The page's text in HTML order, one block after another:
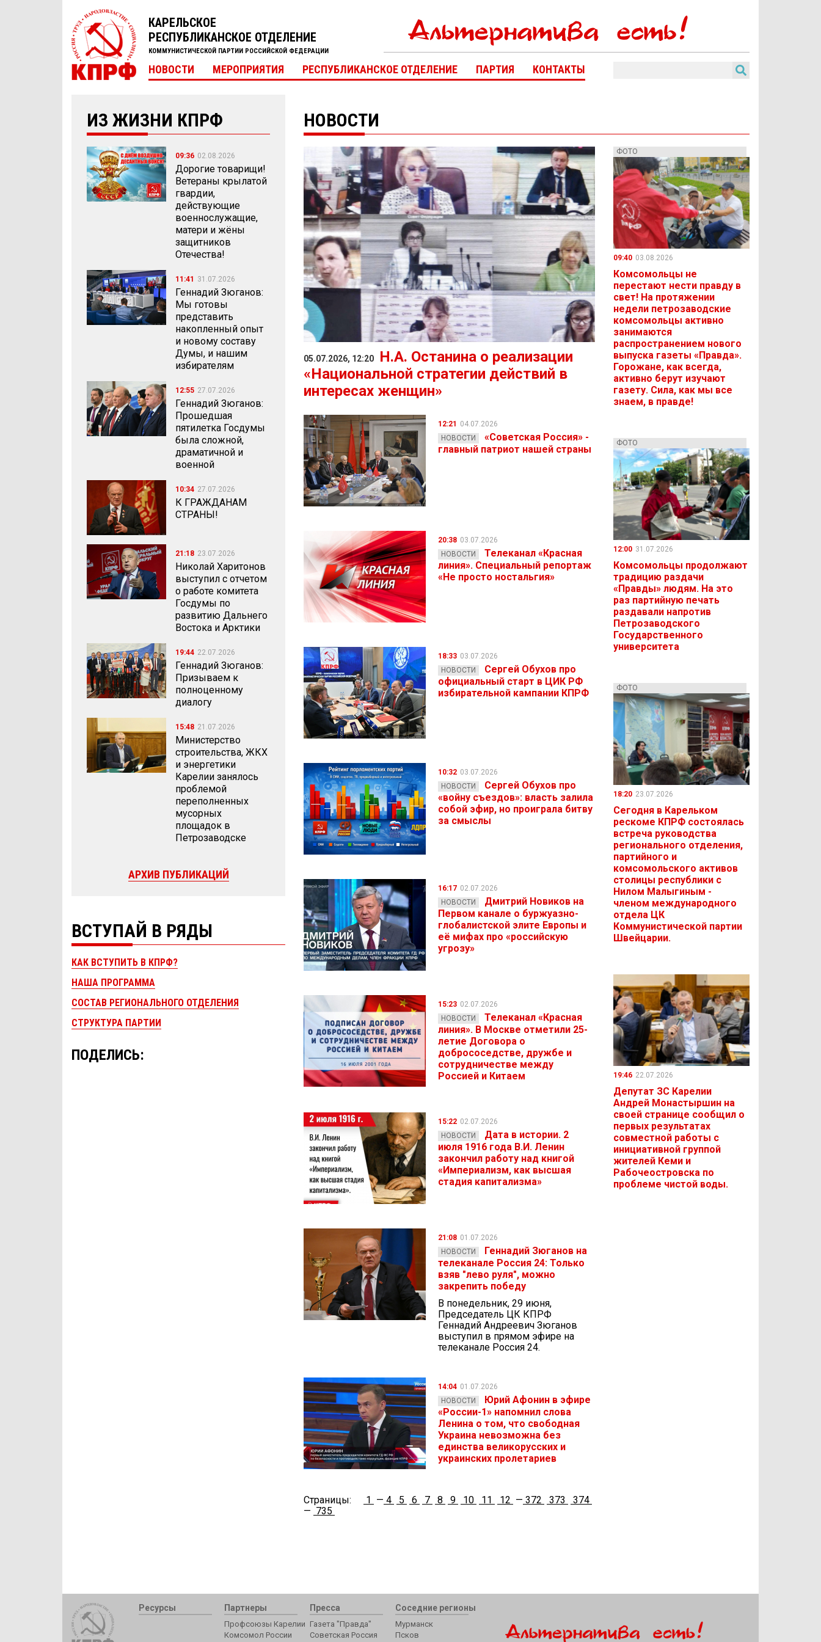
КАРЕЛЬСКОЕ
РЕСПУБЛИКАНСКОЕ ОТДЕЛЕНИЕ
КОММУНИСТИЧЕСКОЙ ПАРТИИ РОССИЙСКОЙ ФЕДЕРАЦИИ
НОВОСТИ МЕРОПРИЯТИЯ РЕСПУБЛИКАНСКОЕ ОТДЕЛЕНИЕ ПАРТИЯ КОНТАКТЫ
ИЗ ЖИЗНИ КПРФ
09:36 02.08.2026
Дорогие товарищи!
Ветераны крылатой
гвардии,
действующие
военнослужащие,
матери и жёны
защитников
Отечества!
11:41 31.07.2026
Геннадий Зюганов:
Мы готовы
представить
накопленный опыт
и новому составу
Думы, и нашим
избирателям
12:55 27.07.2026
Геннадий Зюганов:
Прошедшая
пятилетка Госдумы
была сложной,
драматичной и
военной
10:34 27.07.2026
К ГРАЖДАНАМ
СТРАНЫ!
21:18 23.07.2026
Николай Харитонов
выступил с отчетом
о работе комитета
Госдумы по
развитию Дальнего
Востока и Арктики
19:44 22.07.2026
Геннадий Зюганов:
Призываем к
полноценному
диалогу
15:48 21.07.2026
Министерство
строительства, ЖКХ
и энергетики
Карелии занялось
проблемой
переполненных
мусорных
площадок в
Петрозаводске
АРХИВ ПУБЛИКАЦИЙ
ВСТУПАЙ В РЯДЫ
КАК ВСТУПИТЬ В КПРФ?
НАША ПРОГРАММА
СОСТАВ РЕГИОНАЛЬНОГО ОТДЕЛЕНИЯ
СТРУКТУРА ПАРТИИ
ПОДЕЛИСЬ:
НОВОСТИ
05.07.2026, 12:20
Н.А. Останина о реализации
«Национальной стратегии действий в
интересах женщин»
12:21
04.07.2026
НОВОСТИ
«Советская Россия» -
главный патриот нашей страны
20:38 03.07.2026
НОВОСТИ
Телеканал «Красная
линия». Специальный репортаж
«Не просто ностальгия»
18:33 03.07.2026
НОВОСТИ
Сергей Обухов про
официальный старт в ЦИК РФ
избирательной кампании КПРФ
10:32 03.07.2026
НОВОСТИ
Сергей Обухов про
«войну съездов»: власть залила
собой эфир, но проиграла битву
за смыслы
16:17 02.07.2026
НОВОСТИ
Дмитрий Новиков на
Первом канале о буржуазно-
глобалистской элите Европы и
её мифах про «российскую
угрозу»
15:23 02.07.2026
НОВОСТИ
Телеканал «Красная
линия». В Москве отметили 25-
летие Договора о
добрососедстве, дружбе и
сотрудничестве между
Россией и Китаем
15:22 02.07.2026
НОВОСТИ
Дата в истории. 2
июля 1916 года В.И. Ленин
закончил работу над книгой
«Империализм, как высшая
стадия капитализма»
21:08 01.07.2026
НОВОСТИ
Геннадий Зюганов на
телеканале Россия 24: Только
взяв "лево руля", можно
закрепить победу
В понедельник, 29 июня,
Председатель ЦК КПРФ
Геннадий Андреевич Зюганов
выступил в прямом эфире на
телеканале Россия 24.
14:04 01.07.2026
НОВОСТИ
Юрий Афонин в эфире
«России-1» напомнил слова
Ленина о том, что свободная
Украина невозможна без
единства великорусских и
украинских пролетариев
Страницы: 1 — 4 5 6 7 8 9 10 11 12 — 372 373
374
— 735
ФОТО
09:40 03.08.2026
Комсомольцы не
перестают нести правду в
свет! На протяжении
недели петрозаводские
комсомольцы активно
занимаются
распространением нового
выпуска газеты «Правда».
Горожане, как всегда,
активно берут изучают
газету. Сила, как мы все
знаем, в правде!
ФОТО
12:00 31.07.2026
Комсомольцы продолжают
традицию раздачи
«Правды» людям. На это
раз партийную печать
раздавали напротив
Петрозаводского
Государственного
университета
ФОТО
18:20 23.07.2026
Сегодня в Карельком
рескоме КПРФ состоялась
встреча руководства
регионального отделения,
партийного и
комсомольского активов
столицы республики с
Нилом Малыгиным -
членом международного
отдела ЦК
Коммунистической партии
Швейцарии.
19:46 22.07.2026
Депутат ЗС Карелии
Андрей Монастыршин на
своей странице сообщил о
первых результатах
совместной работы с
инициативной группой
жителей Кеми и
Рабочеостровска по
проблеме чистой воды.
Ресурсы Партнеры
Профсоюзы Карелии
Комсомол России
Пресса
Газета "Правда"
Советская Россия
Соседние регионы
Мурманск
Псков